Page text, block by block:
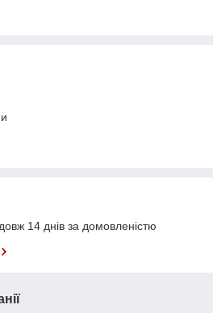
14 днів за домовленістю